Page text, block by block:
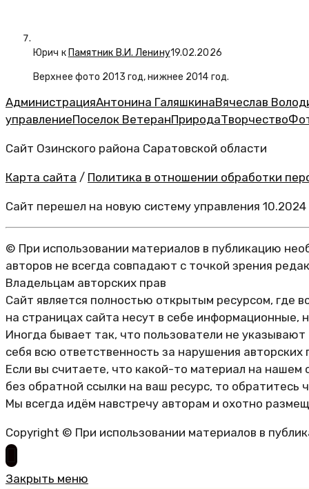
Юрич к Памятник В.И. Ленину19.02.2026
Верхнее фото 2013 год, нижнее 2014 год.
АдминистрацияАнтонина ГаляшкинаВячеслав
управлениеПоселок ВетеранПриродаТворчество
Сайт Озинского района Саратовской области
Карта сайта / Политика в отношении обработки
Сайт перешел на новую систему управления 10.2024
© При использовании материалов в публикацию
авторов не всегда совпадают с точкой зрения
Владельцам авторских прав
Сайт является полностью открытым ресурсом, где
на страницах сайта несут в себе информационные,
Иногда бывает так, что пользователи не
себя всю ответственность за нарушения авторских
Если вы считаете, что какой-то материал на
без обратной ссылки на ваш ресурс, то обратитесь
Мы всегда идём навстречу авторам и охотно
Copyright © При использовании материалов в
Закрыть меню